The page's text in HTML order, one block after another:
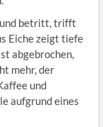
und betritt, trifft
Eiche zeigt tiefe
abgebrochen,
mehr, der
und
aufgrund eines